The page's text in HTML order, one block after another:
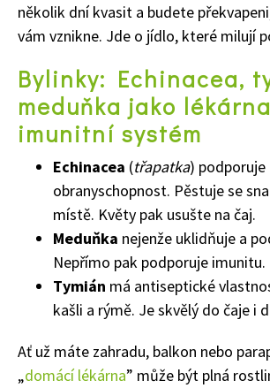
Naše krásná zahrada Speciál
několik dní kvasit a budete
vám vznikne. Jde o jídlo, které milují
Bylinky: Echinacea,
meduňka jako
imunitní systém
Echinacea (třapatka) podporuje
obranyschopnost. Pěstuje se
místě. Květy pak usušte na čaj.
Meduňka nejenže uklidňuje a
Nepřímo pak podporuje imunitu.
Tymián má antiseptické
kašli a rýmě. Je skvělý do čaje i
Ať už máte zahradu, balkon nebo
„domácí lékárna” může být plná